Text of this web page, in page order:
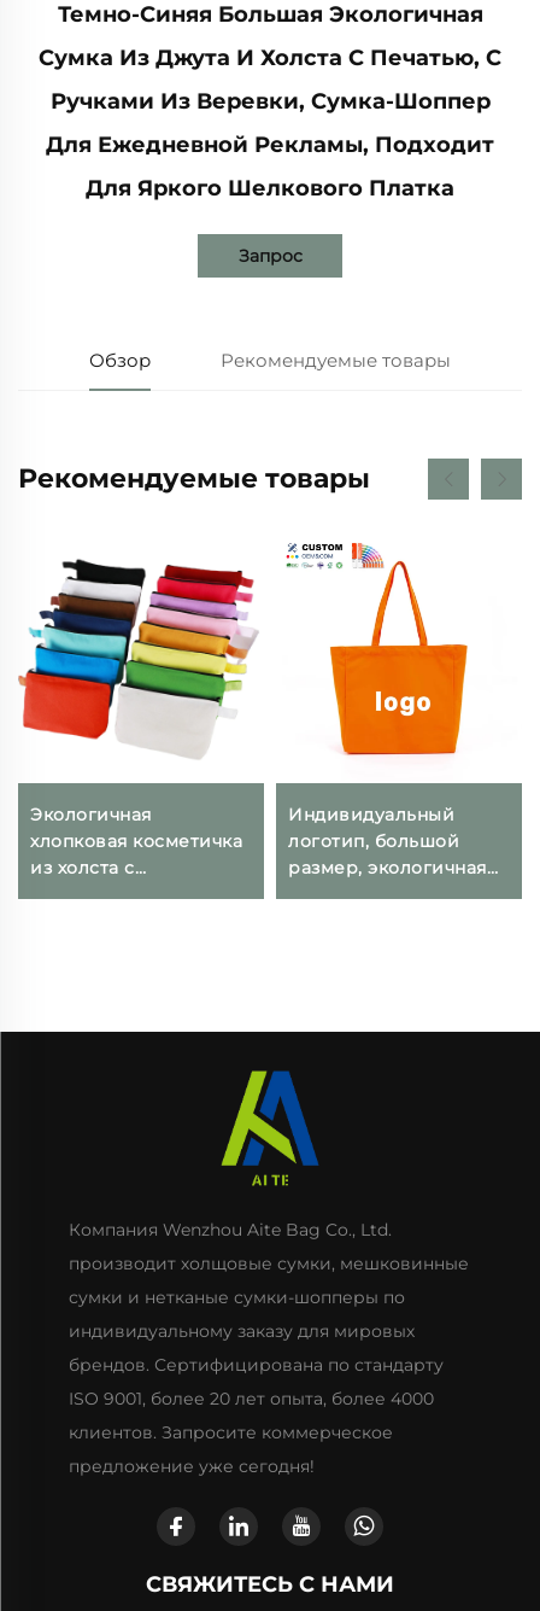
Темно-Синяя Большая Экологичная
Сумка Из Джута И Холста С Печатью, С
Ручками Из Веревки, Сумка-Шоппер
Для Ежедневной Рекламы, Подходит
Для Яркого Шелкового Платка
Запрос
Обзор Рекомендуемые товары
Рекомендуемые товары
Экологичная
хлопковая косметичка
из холста с
индивидуальным
и в качестве подарка
Индивидуальный
логотип, большой
размер, экологичная
многоразовая
Компания Wenzhou Aite Bag Co., Ltd.
производит холщовые сумки, мешковинные
сумки и нетканые сумки-шопперы по
индивидуальному заказу для мировых
брендов. Сертифицирована по стандарту
ISO 9001, более 20 лет опыта, более 4000
клиентов. Запросите коммерческое
предложение уже сегодня!
СВЯЖИТЕСЬ С НАМИ